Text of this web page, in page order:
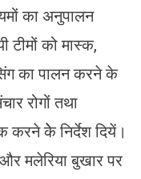
का अनुपालन
टीमों को मास्क,
का पालन करने के
रोगों तथा
करने केे निर्देश दियें।
मलेरिया बुखार पर